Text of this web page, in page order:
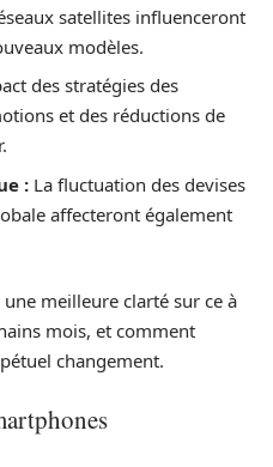
satellites influenceront
modèles.
des stratégies des
et des réductions de
: La fluctuation des devises
affecteront également
meilleure clarté sur ce à
mois, et comment
changement.